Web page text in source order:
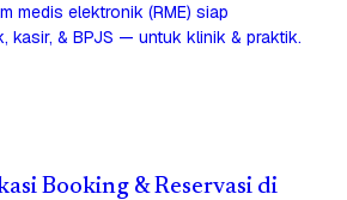
medis elektronik (RME) siap
kasir, & BPJS — untuk klinik & praktik.
Booking & Reservasi di